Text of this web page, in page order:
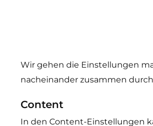
Wir gehen die Einstellungen
nacheinander zusammen
Content
In den Content-Einstellungen